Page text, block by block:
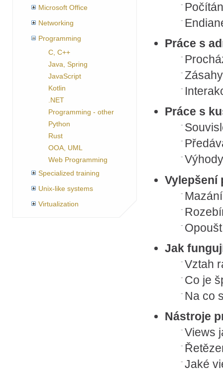
Microsoft Office
Networking
Programming
C, C++
Java, Spring
JavaScript
Kotlin
.NET
Programming - other
Python
Rust
OOA, UML
Web Programming
Specialized training
Unix-like systems
Virtualization
Práce s
Práce s
Vylepšení
Jak
Vztah
Co je
Na co
Nástroje
Views
Jaké